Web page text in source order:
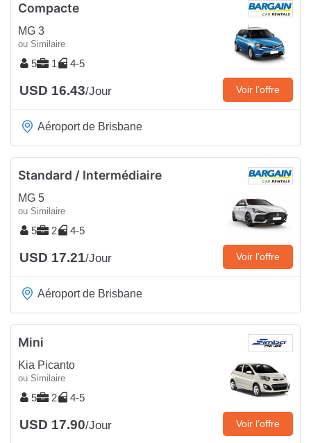
Compacte
MG 3
ou Similaire
5 1 4-5
USD 16.43/Jour Voir l’offre
Aéroport de Brisbane
Standard / Intermédiaire
MG 5
ou Similaire
5 2 4-5
USD 17.21/Jour Voir l’offre
Aéroport de Brisbane
Mini
Kia Picanto
ou Similaire
5 2 4-5
USD 17.90/Jour Voir l’offre